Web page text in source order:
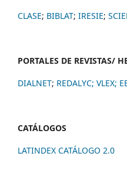
CLASE; BIBLAT; IRESIE;
PORTALES DE REVISTAS/
DIALNET; REDALYC; VLEX;
CATÁLOGOS
LATINDEX CATÁLOGO 2.0